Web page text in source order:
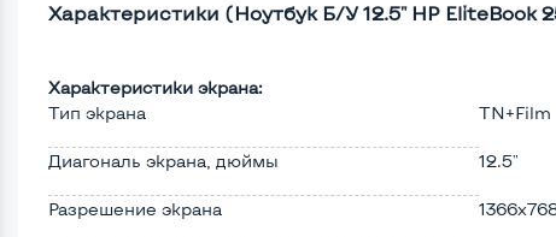
Характеристики (Ноутбук Б/У 12.5" HP EliteBook
Характеристики экрана:
Тип экрана
TN+Film
Диагональ экрана, дюймы 12.5"
Разрешение экрана